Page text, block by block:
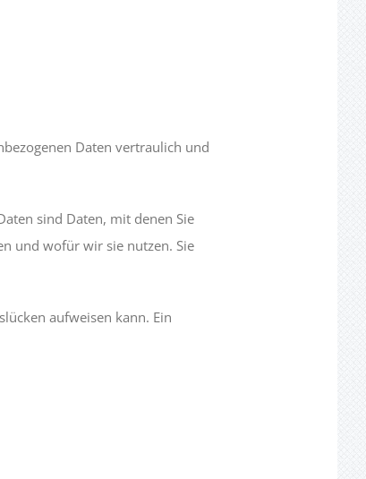
Daten vertraulich und
sind Daten, mit denen Sie
und wofür wir sie nutzen. Sie
aufweisen kann. Ein